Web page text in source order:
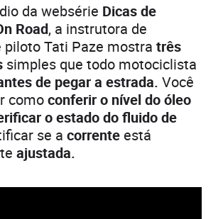
da websérie Dicas de
Road, a instrutora de
piloto Tati Paze mostra três
simples que todo motociclista
de pegar a estrada. Você
comoconferir o nível do óleo
o estado do fluido de
se a corrente está
ajustada.